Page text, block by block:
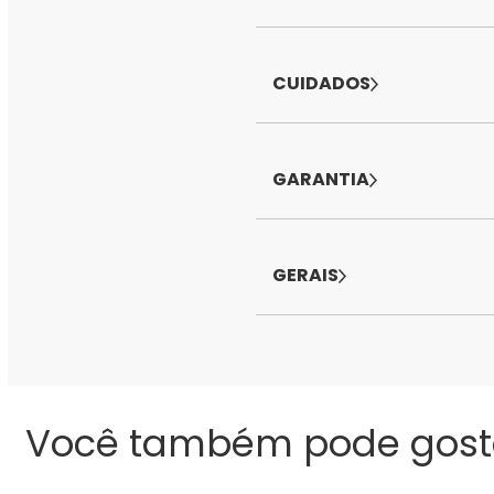
CUIDADOS
GARANTIA
GERAIS
Você também pode